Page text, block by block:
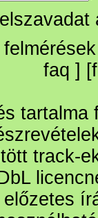
felmérések
faq ] [
track-